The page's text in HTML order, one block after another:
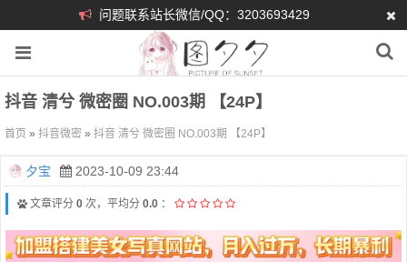
问题联系站长微信/QQ：3203693429
抖音 清兮 微密圈 NO.003期 【24P】
首页 » 抖音微密 » 抖音 清兮 微密圈 NO.003期 【24P】
夕宝 2023-10-09 23:44
文章评分 0 次，平均分 0.0 ：